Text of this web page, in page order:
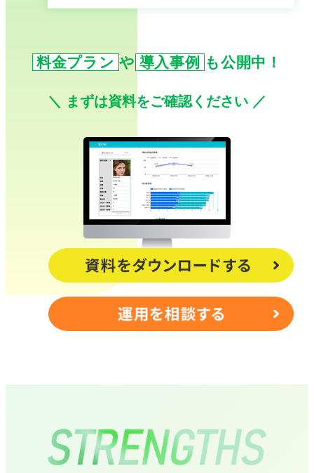
料金プラン や 導入事例 も公開中！
＼ まずは資料をご確認ください ／